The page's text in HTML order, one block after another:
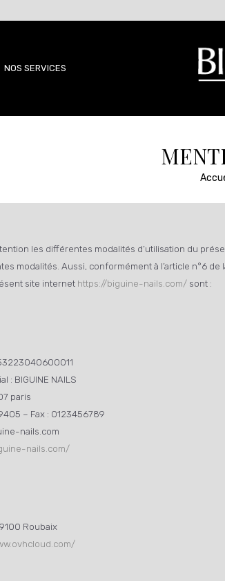
NOS SERVICES
A
NOS
les différentes modalités d’utilisation du
modalités. Aussi, conformément à l’article n°6
site internet https://biguine-nails.com/ sont :
: BIGUINE NAILS
paris
– Fax : 0123456789
nails.com
nails.com/
Roubaix